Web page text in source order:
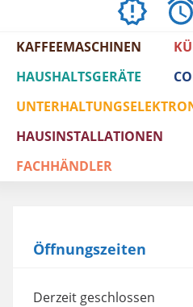
KAFFEEMASCHINEN
HAUSHALTSGERÄTE
HAUSINSTALLATIONEN
FACHHÄNDLER
Öffnungszeiten
Derzeit geschlossen